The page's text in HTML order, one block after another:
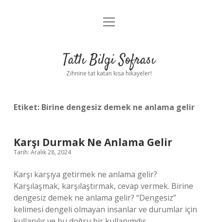
Anasayfa
Yasal Uyarı
menüyü
Tatlı Bilgi Sofrası
Zihnine tat katan kısa hikayeler!
Etiket: Birine dengesiz demek ne anlama gelir
Karşı Durmak Ne Anlama Gelir
Tarih: Aralık 28, 2024
Karşı karşıya getirmek ne anlama gelir?
Karşılaşmak, karşılaştırmak, cevap vermek. Birine
dengesiz demek ne anlama gelir? “Dengesiz”
kelimesi dengeli olmayan insanlar ve durumlar için